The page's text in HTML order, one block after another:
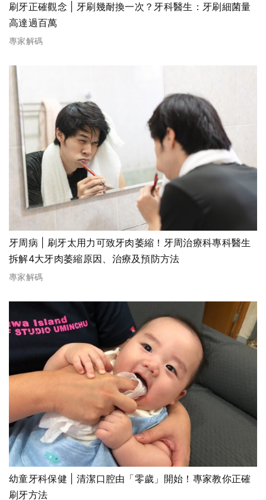
刷牙正確觀念 | 牙刷幾耐換一次？牙科醫生：牙刷細菌量
高達過百萬
專家解碼
牙周病 | 刷牙太用力可致牙肉萎縮！牙周治療科專科醫生
拆解4大牙肉萎縮原因、治療及預防方法
專家解碼
幼童牙科保健 | 清潔口腔由「零歲」開始！專家教你正確
刷牙方法